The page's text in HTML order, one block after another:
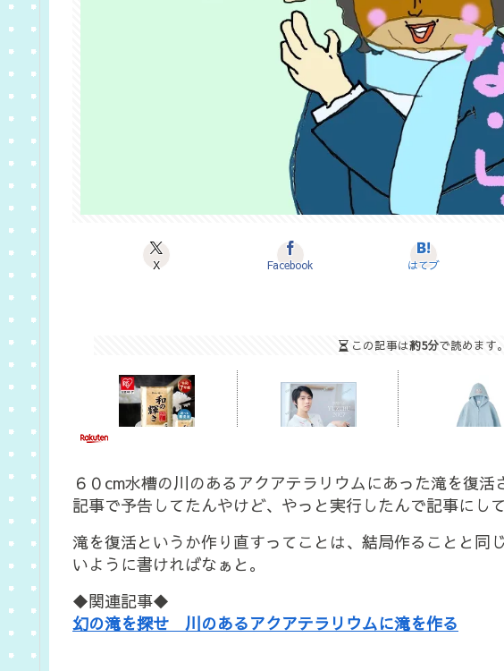
X Facebook はてブ
この記事は約5分で読めます。
６０cm水槽の川のあるアクアテラリウムにあった滝を復
記事で予告してたんやけど、やっと実行したんで記事にして
滝を復活というか作り直すってことは、結局作ることと同
いように書ければなぁと。
◆関連記事◆
幻の滝を探せ 川のあるアクアテラリウムに滝を作る